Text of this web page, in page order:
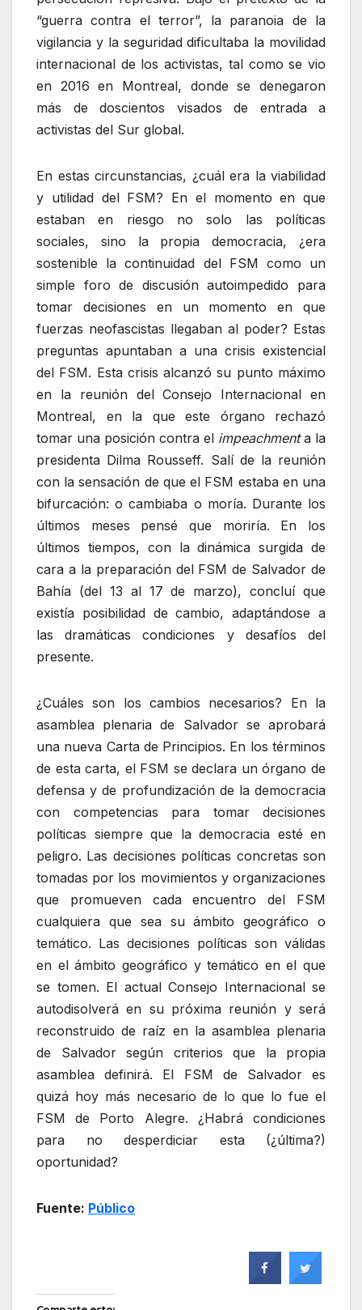
“guerra contra el terror”, la paranoia de la
vigilancia y la seguridad dificultaba la movilidad
internacional de los activistas, tal como se vio
en 2016 en Montreal, donde se denegaron
más de doscientos visados de entrada a
activistas del Sur global.
En estas circunstancias, ¿cuál era la viabilidad
y utilidad del FSM? En el momento en que
estaban en riesgo no solo las políticas
sociales, sino la propia democracia, ¿era
sostenible la continuidad del FSM como un
simple foro de discusión autoimpedido para
tomar decisiones en un momento en que
fuerzas neofascistas llegaban al poder? Estas
preguntas apuntaban a una crisis existencial
del FSM. Esta crisis alcanzó su punto máximo
en la reunión del Consejo Internacional en
Montreal, en la que este órgano rechazó
tomar una posición contra el impeachmenta la
presidenta Dilma Rousseff. Salí de la reunión
con la sensación de que el FSM estaba en una
bifurcación: o cambiaba o moría. Durante los
últimos meses pensé que moriría. En los
últimos tiempos, con la dinámica surgida de
cara a la preparación del FSM de Salvador de
Bahía (del 13 al 17 de marzo), concluí que
existía posibilidad de cambio, adaptándose a
las dramáticas condiciones y desafíos del
presente.
¿Cuáles son los cambios necesarios? En la
asamblea plenaria de Salvador se aprobará
una nueva Carta de Principios. En los términos
de esta carta, el FSM se declara un órgano de
defensa y de profundización de la democracia
con competencias para tomar decisiones
políticas siempre que la democracia esté en
peligro. Las decisiones políticas concretas son
tomadas por los movimientos y organizaciones
que promueven cada encuentro del FSM
cualquiera que sea su ámbito geográfico o
temático. Las decisiones políticas son válidas
en el ámbito geográfico y temático en el que
se tomen. El actual Consejo Internacional se
autodisolverá en su próxima reunión y será
reconstruido de raíz en la asamblea plenaria
de Salvador según criterios que la propia
asamblea definirá. El FSM de Salvador es
quizá hoy más necesario de lo que lo fue el
FSM de Porto Alegre. ¿Habrá condiciones
para no desperdiciar esta (¿última?)
oportunidad?
Fuente: Público